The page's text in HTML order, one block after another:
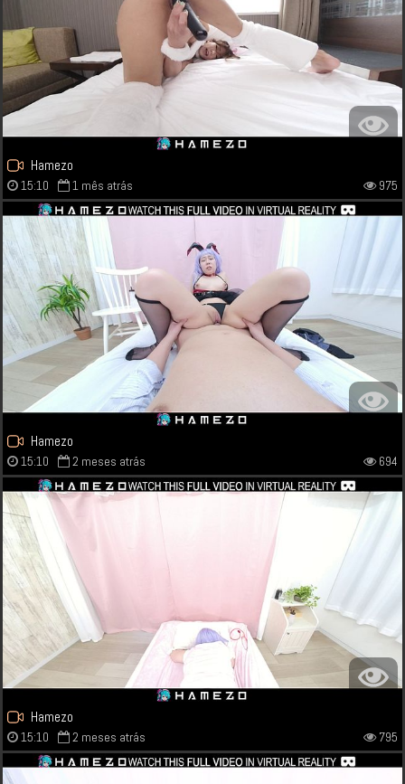
Hamezo
15:10 1 mês atrás 975
Hamezo
15:10 2 meses atrás 694
Hamezo
15:10 2 meses atrás 795